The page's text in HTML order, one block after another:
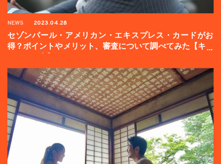
NEWS 2023.04.28
セゾンパール・アメリカン・エキスプレス・カードがお
得？ポイントやメリット、審査について調べてみた【キャ